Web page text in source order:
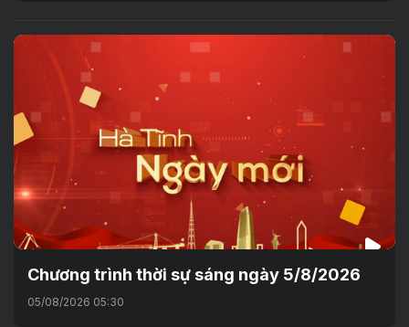
Chương trình thời sự sáng ngày 5/8/2026
05/08/2026 05:30